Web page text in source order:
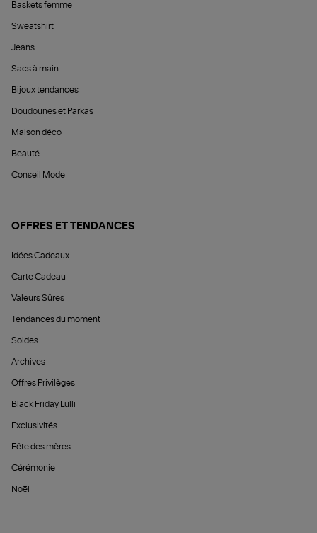
Baskets femme
Sweatshirt
Jeans
Sacs à main
Bijoux tendances
Doudounes et Parkas
Maison déco
Beauté
Conseil Mode
OFFRES ET TENDANCES
Idées Cadeaux
Carte Cadeau
Valeurs Sûres
Tendances du moment
Soldes
Archives
Offres Privilèges
Black Friday Lulli
Exclusivités
Fête des mères
Cérémonie
Noël